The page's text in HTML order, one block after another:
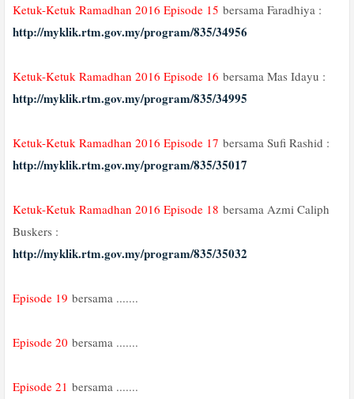
Ketuk-Ketuk Ramadhan 2016 Episode 15 bersama Faradhiya :
http://myklik.rtm.gov.my/program/835/34956
Ketuk-Ketuk Ramadhan 2016 Episode 16 bersama Mas Idayu :
http://myklik.rtm.gov.my/program/835/34995
Ketuk-Ketuk Ramadhan 2016 Episode 17 bersama Sufi Rashid :
http://myklik.rtm.gov.my/program/835/35017
Ketuk-Ketuk Ramadhan 2016 Episode 18 bersama Azmi Caliph
Buskers :
http://myklik.rtm.gov.my/program/835/35032
Episode 19 bersama .......
Episode 20 bersama .......
Episode 21 bersama .......